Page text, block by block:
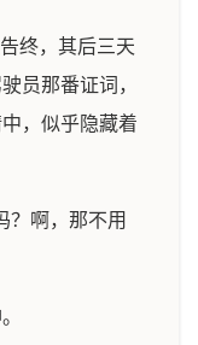
终，其后三天
员那番证词，
，似乎隐藏着
？啊，那不用